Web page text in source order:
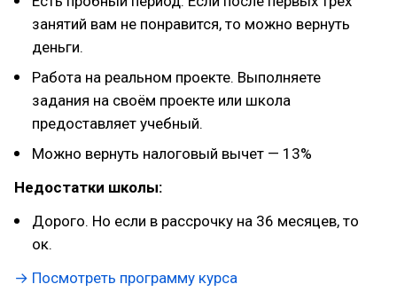
занятий вам не понравится, то можно вернуть
деньги.
Работа на реальном проекте. Выполняете
задания на своём проекте или школа
предоставляет учебный.
Можно вернуть налоговый вычет — 13%
Недостатки школы:
Дорого. Но если в рассрочку на 36 месяцев, то
ок.
→ Посмотреть программу курса